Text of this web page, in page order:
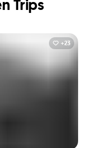
Trips
+23